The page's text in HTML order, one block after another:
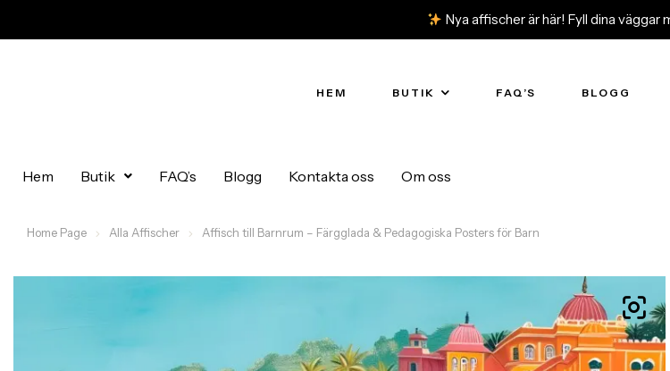
Nya affischer är här! Fyll dina väggar
HEM BUTIK FAQ’S BLOGG
Hem Butik FAQ’s Blogg Kontakta oss Om oss
Home Page Alla Affischer Affisch till Barnrum – Färgglada & Pedagogiska Posters för Barn